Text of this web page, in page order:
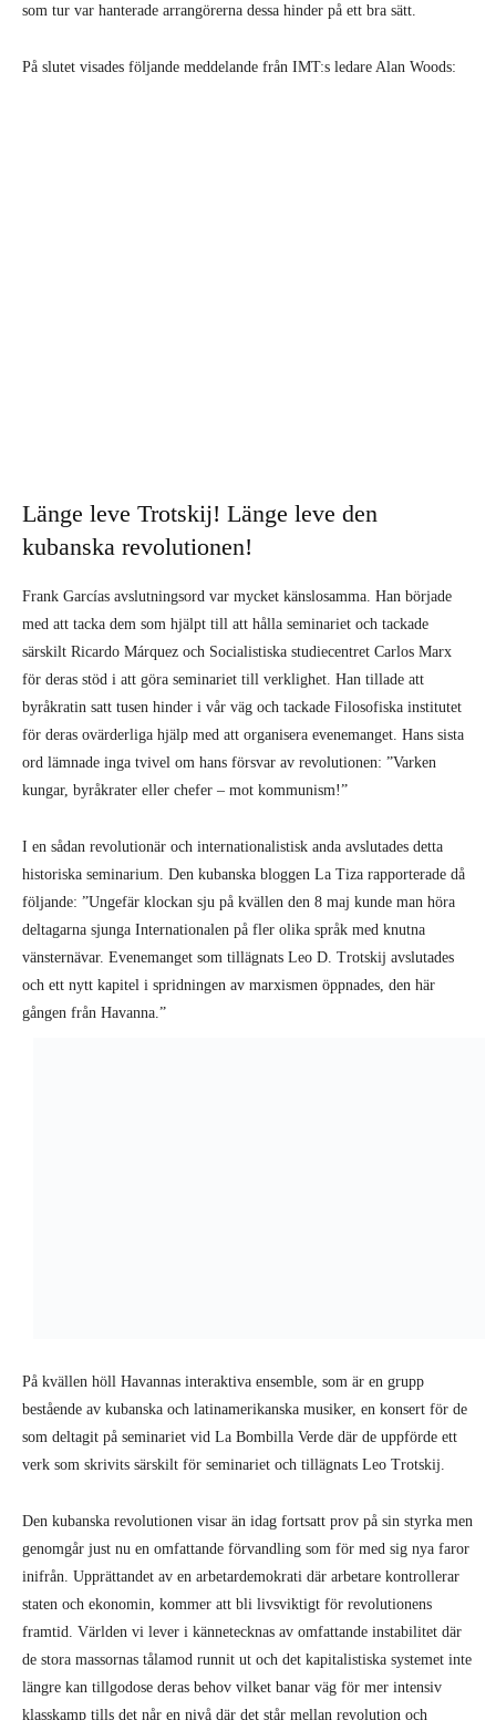
som tur var hanterade arrangörerna dessa hinder på ett bra sätt.
På slutet visades följande meddelande från IMT:s ledare Alan Woods:
Länge leve Trotskij! Länge leve den
kubanska revolutionen!
Frank Garcías avslutningsord var mycket känslosamma. Han började
med att tacka dem som hjälpt till att hålla seminariet och tackade
särskilt Ricardo Márquez och Socialistiska studiecentret Carlos Marx
för deras stöd i att göra seminariet till verklighet. Han tillade att
byråkratin satt tusen hinder i vår väg och tackade Filosofiska institutet
för deras ovärderliga hjälp med att organisera evenemanget. Hans sista
ord lämnade inga tvivel om hans försvar av revolutionen: ”Varken
kungar, byråkrater eller chefer – mot kommunism!”
I en sådan revolutionär och internationalistisk anda avslutades detta
historiska seminarium. Den kubanska bloggen La Tiza rapporterade då
följande: ”Ungefär klockan sju på kvällen den 8 maj kunde man höra
deltagarna sjunga Internationalen på fler olika språk med knutna
vänsternävar. Evenemanget som tillägnats Leo D. Trotskij avslutades
och ett nytt kapitel i spridningen av marxismen öppnades, den här
gången från Havanna.”
På kvällen höll Havannas interaktiva ensemble, som är en grupp
bestående av kubanska och latinamerikanska musiker, en konsert för de
som deltagit på seminariet vid La Bombilla Verde där de uppförde ett
verk som skrivits särskilt för seminariet och tillägnats Leo Trotskij.
Den kubanska revolutionen visar än idag fortsatt prov på sin styrka men
genomgår just nu en omfattande förvandling som för med sig nya faror
inifrån. Upprättandet av en arbetardemokrati där arbetare kontrollerar
staten och ekonomin, kommer att bli livsviktigt för revolutionens
framtid. Världen vi lever i kännetecknas av omfattande instabilitet där
de stora massornas tålamod runnit ut och det kapitalistiska systemet inte
längre kan tillgodose deras behov vilket banar väg för mer intensiv
klasskamp tills det når en nivå där det står mellan revolution och